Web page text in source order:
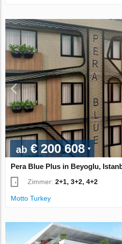
ab € 200 608
Pera Blue Plus in Beyoglu,
Zimmer:2+1, 3+2, 4+2
Motto Turkey